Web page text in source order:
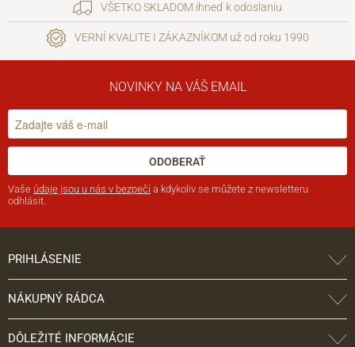
VŠETKO SKLADOM ihneď k odoslaniu
VERNÍ KVALITE I ZÁKAZNÍKOM už od roku 1990
NOVINKY NA VÁŠ EMAIL
ODOBERAŤ
Vaše údaje jsou u nás v bezpečí a kdykoliv se můžete z newsletteru
odhlásit.
PRIHLÁSENIE
NÁKUPNÝ RÁDCA
DÔLEŽITÉ INFORMÁCIE